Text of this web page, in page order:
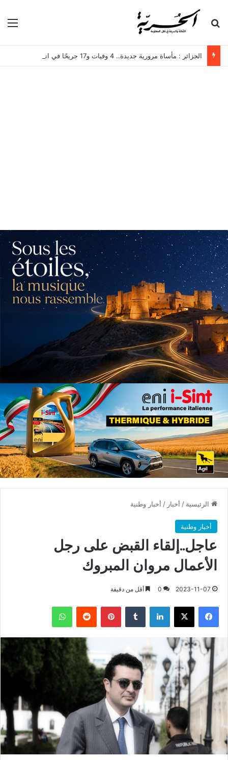
بحث عن
الرئيسية / أخبار / أخبار وطنية
أخبار وطنية
عاجل..إلقاء القبض على رجل
الأعمال مروان المبروك
2023-11-07
0 أقل من دقيقة
فيسبوك X لينكدإن بينتيريست واتساب